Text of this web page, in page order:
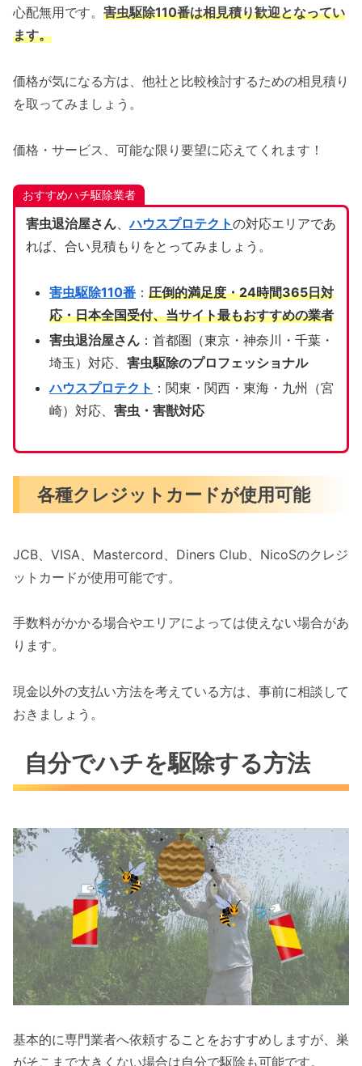
心配無用です。 害虫駆除110番は相見積り歓迎となってい
ます。
価格が気になる方は、他社と比較検討するための相見積り
を取ってみましょう。
価格・サービス、可能な限り要望に応えてくれます！
おすすめハチ駆除業者
害虫退治屋さん、ハウスプロテクトの対応エリアであ
れば、合い見積もりをとってみましょう。
害虫駆除110番： 圧倒的満足度・24時間365日対
応・日本全国受付、当サイト最もおすすめの業者
害虫退治屋さん：首都圏（東京・神奈川・千葉・
埼玉）対応、 害虫駆除のプロフェッショナル
ハウスプロテクト ：関東・関西・東海・九州（宮
崎）対応、 害虫・害獣対応
各種クレジットカードが使用可能
JCB、VISA、Mastercord、Diners Club、NicoSのクレジ
ットカードが使用可能です。
手数料がかかる場合やエリアによっては使えない場合があ
ります。
現金以外の支払い方法を考えている方は、事前に相談して
おきましょう。
自分でハチを駆除する方法
基本的に専門業者へ依頼することをおすすめしますが、巣
がそこまで大きくない場合は自分で駆除も可能です。